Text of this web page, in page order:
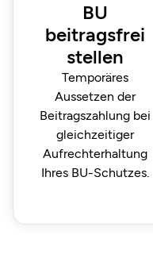
BU
beitragsfrei
stellen
Temporäres
Aussetzen der
Beitragszahlung bei
gleichzeitiger
Aufrechterhaltung
Ihres BU-Schutzes.